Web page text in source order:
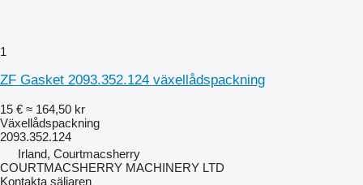
1
ZF Gasket 2093.352.124 växellådspackning
15 € ≈ 164,50 kr
Växellådspackning
2093.352.124
Irland, Courtmacsherry
COURTMACSHERRY MACHINERY LTD
Kontakta säljaren